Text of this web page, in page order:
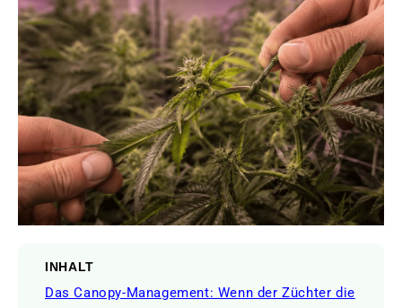
INHALT
Das Canopy-Management: Wenn der Züchter die